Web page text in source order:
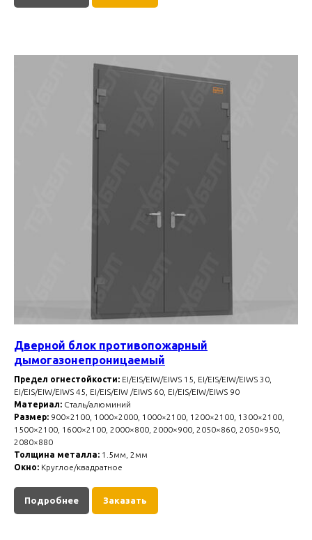
Дверной блок противопожарный
дымогазонепроницаемый
Предел огнестойкости: EI/EIS/EIW/EIWS 15, EI/EIS/EIW/EIWS 30,
EI/EIS/EIW/EIWS 45, EI/EIS/EIW /EIWS 60, EI/EIS/EIW/EIWS 90
Материал: Сталь/алюминий
Размер: 900×2100, 1000×2000, 1000×2100, 1200×2100, 1300×2100,
1500×2100, 1600×2100, 2000×800, 2000×900, 2050×860, 2050×950,
2080×880
Толщина металла: 1.5мм, 2мм
Окно: Круглое/квадратное
Подробнее Заказать